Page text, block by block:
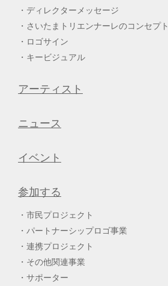
ディレクターメッセージ
さいたまトリエンナーレのコンセプト
ロゴサイン
キービジュアル
アーティスト
ニュース
イベント
参加する
市民プロジェクト
パートナーシップロゴ事業
連携プロジェクト
その他関連事業
サポーター